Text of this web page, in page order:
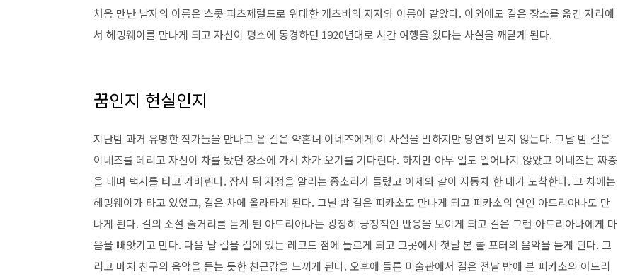
처음 만난 남자의 이름은 스콧 피츠제럴드로 위대한 개츠비의 저자와 이름이 같았다. 이외에도 길은 장소를 옮긴 자리에
서 헤밍웨이를 만나게 되고 자신이 평소에 동경하던 1920년대로 시간 여행을 왔다는 사실을 깨닫게 된다.
꿈인지 현실인지
지난밤 과거 유명한 작가들을 만나고 온 길은 약혼녀 이네즈에게 이 사실을 말하지만 당연히 믿지 않는다. 그날 밤 길은
이네즈를 데리고 자신이 차를 탔던 장소에 가서 차가 오기를 기다린다. 하지만 아무 일도 일어나지 않았고 이네즈는 짜증
을 내며 택시를 타고 가버린다. 잠시 뒤 자정을 알리는 종소리가 들렸고 어제와 같이 자동차 한 대가 도착한다. 그 차에는
헤밍웨이가 타고 있었고, 길은 차에 올라타게 된다. 그날 밤 길은 피카소도 만나게 되고 피카소의 연인 아드리아나도 만
나게 된다. 길의 소설 줄거리를 듣게 된 아드리아나는 굉장히 긍정적인 반응을 보이게 되고 길은 그런 아드리아나에게 마
음을 빼앗기고 만다. 다음 날 길을 길에 있는 레코드 점에 들르게 되고 그곳에서 첫날 본 콜 포터의 음악을 듣게 된다. 그
리고 마치 친구의 음악을 듣는 듯한 친근감을 느끼게 된다. 오후에 들른 미술관에서 길은 전날 밤에 본 피카소의 아드리